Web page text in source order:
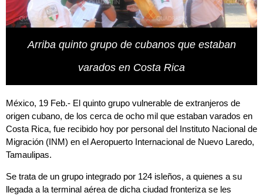
Arriba quinto grupo de cubanos que estaban
varados en Costa Rica
México, 19 Feb.- El quinto grupo vulnerable de extranjeros de
origen cubano, de los cerca de ocho mil que estaban varados en
Costa Rica, fue recibido hoy por personal del Instituto Nacional de
Migración (INM) en el Aeropuerto Internacional de Nuevo Laredo,
Tamaulipas.
Se trata de un grupo integrado por 124 isleños, a quienes a su
llegada a la terminal aérea de dicha ciudad fronteriza se les